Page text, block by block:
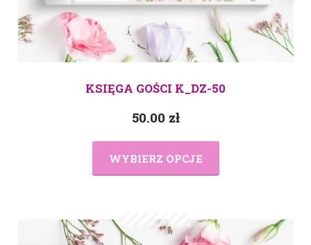
KSIĘGA GOŚCI K_DZ-50
50.00 zł
WYBIERZ OPCJE